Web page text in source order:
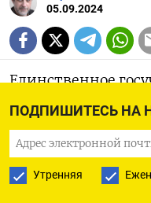
ПОДПИШИТЕСЬ НА
Утренняя
05.09.2024
Единственное
вернуть
мыслями,
году. Вывод: